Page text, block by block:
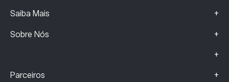
Saiba Mais +
Sobre Nós +
+
Parceiros +